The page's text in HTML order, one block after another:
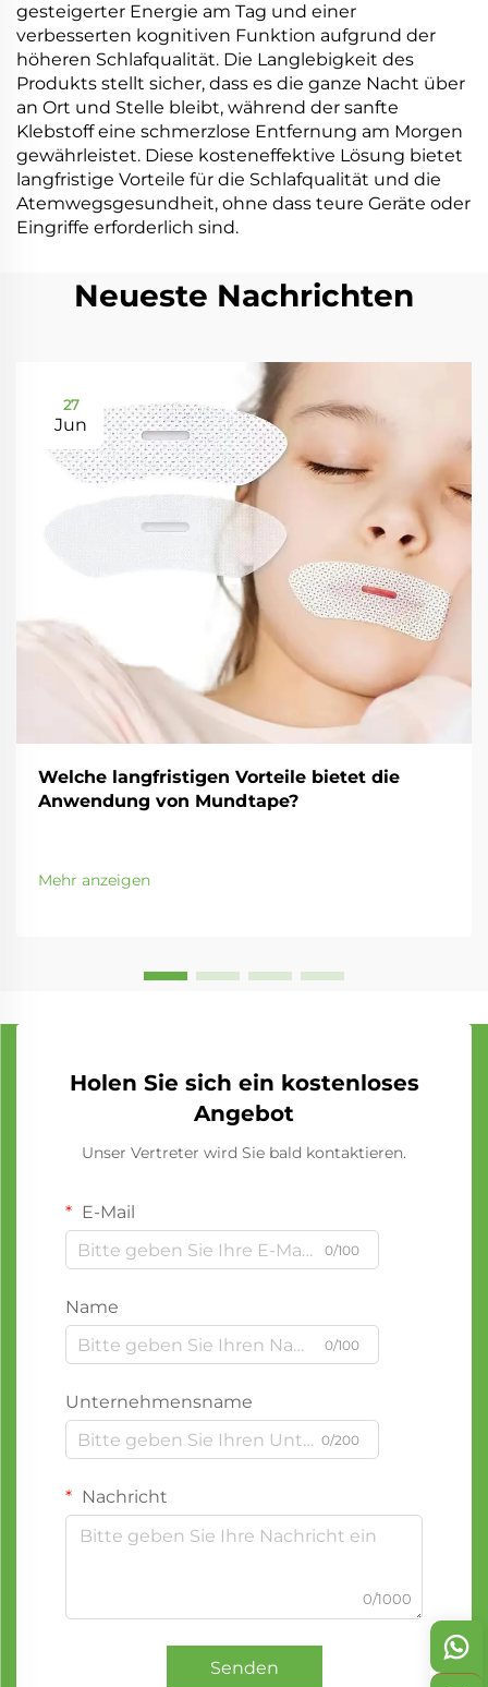
gesteigerter Energie am Tag und einer
verbesserten kognitiven Funktion aufgrund der
höheren Schlafqualität. Die Langlebigkeit des
Produkts stellt sicher, dass es die ganze Nacht über
an Ort und Stelle bleibt, während der sanfte
Klebstoff eine schmerzlose Entfernung am Morgen
gewährleistet. Diese kosteneffektive Lösung bietet
langfristige Vorteile für die Schlafqualität und die
Atemwegsgesundheit, ohne dass teure Geräte oder
Eingriffe erforderlich sind.
Neueste Nachrichten
27
Jun
Welche langfristigen Vorteile bietet die
Anwendung von Mundtape?
Mehr anzeigen
Holen Sie sich ein kostenloses
Angebot
Unser Vertreter wird Sie bald kontaktieren.
E-Mail
0/100
Name
0/100
Unternehmensname
0/200
Nachricht
0/1000
Senden